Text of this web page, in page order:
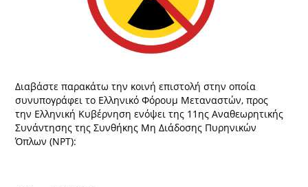
Διαβάστε παρακάτω την κοινή επιστολή στην οποία
συνυπογράφει το Ελληνικό Φόρουμ Μεταναστών, προς
την Ελληνική Κυβέρνηση ενόψει της 11ης Αναθεωρητικής
Συνάντησης της Συνθήκης Μη Διάδοσης Πυρηνικών
Όπλων (NPT):